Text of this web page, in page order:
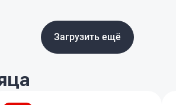
Загрузить ещё